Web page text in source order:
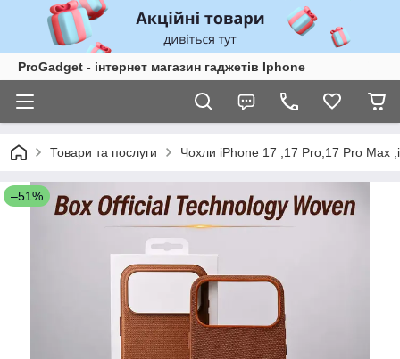
ProGadget - iнтернет магазин гаджетів Iphone
Товари та послуги Чохли iPhone 17 ,17 Pro,17 Pro Max
–51%